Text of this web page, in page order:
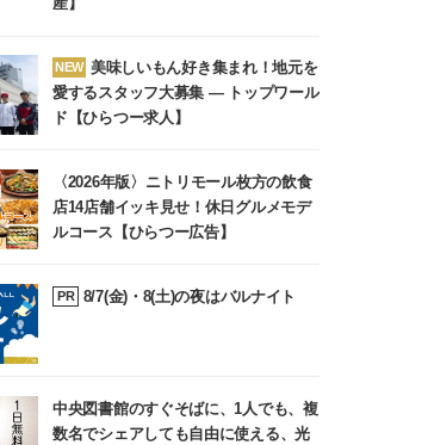
NEW 美味しいもん好き集まれ！地元を
愛するスタッフ大募集 ― トップワール
ド【ひらつー求人】
〈2026年版〉ニトリモール枚方の飲食
店14店舗イッキ見せ！休日グルメモデ
ルコース【ひらつー広告】
PR 8/7(金)・8(土)の夜はバルナイト
中央図書館のすぐそばに、1人でも、複
数名でシェアしても自由に使える、光